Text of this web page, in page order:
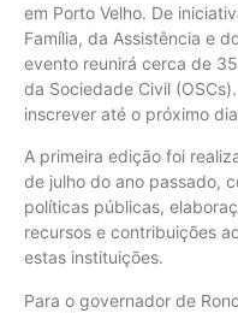
em Porto Velho. De
Família, da Assistência e
evento reunirá cerca de
da Sociedade Civil
inscrever até o próximo
A primeira edição foi
de julho do ano passado,
políticas públicas,
recursos e contribuições
estas instituições.
Para o governador de